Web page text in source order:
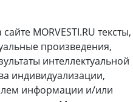
MORVESTI.RU тексты,
произведения,
интеллектуальной
индивидуализации,
информации и/или